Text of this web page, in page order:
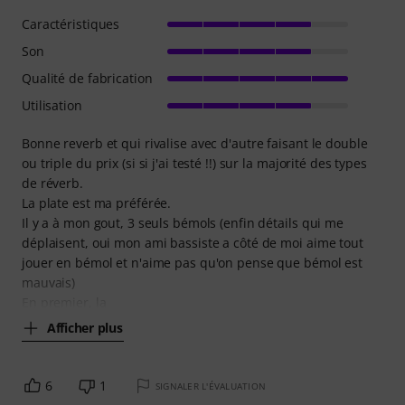
Bonne reverb et qui rivalise avec d'autre faisant le double
ou triple du prix (si si j'ai testé !!) sur la majorité des types
de réverb.
La plate est ma préférée.
Il y a à mon gout, 3 seuls bémols (enfin détails qui me
déplaisent, oui mon ami bassiste a côté de moi aime tout
jouer en bémol et n'aime pas qu'on pense que bémol est
mauvais)
Afficher plus
Caractéristiques
Son
Qualité de fabrication
Utilisation
6 1 SIGNALER L'ÉVALUATION